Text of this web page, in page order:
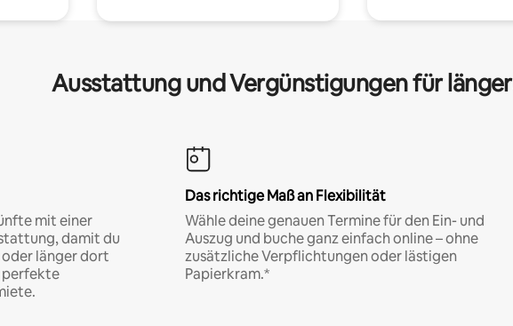
Ausstattung und Vergünstigungen für
mit einer
damit du
länger dort
perfekte
Das richtige Maß an Flexibilität
Wähle deine genauen Termine für den Ein- und
Auszug und buche ganz einfach online – ohne
zusätzliche Verpflichtungen oder lästigen
Papierkram.*